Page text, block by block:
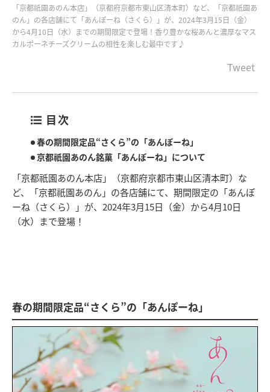
「京都祇園あのん本店」（京都府京都市東山区清本町）など、「京都祇園あ
のん」の各店舗にて「あんぽーね（さくら）」が、2024年3月15日（金）
から4月10日（水）までの期間限定で登場！香り豊かな桜あんと濃厚なマス
カルポーネチーズクリームの相性を楽しむ最中です♪
Tweet
目次
春の期間限定品“さくら”の「あんぽーね」
京都祇園あのん銘菓「あんぽーね」について
「京都祇園あのん本店」（京都府京都市東山区清本町）な
ど、「京都祇園あのん」の各店舗にて、期間限定の「あんぽ
ーね（さくら）」が、2024年3月15日（金）から4月10日
（水）まで登場！
春の期間限定品“さくら”の「あんぽーね」